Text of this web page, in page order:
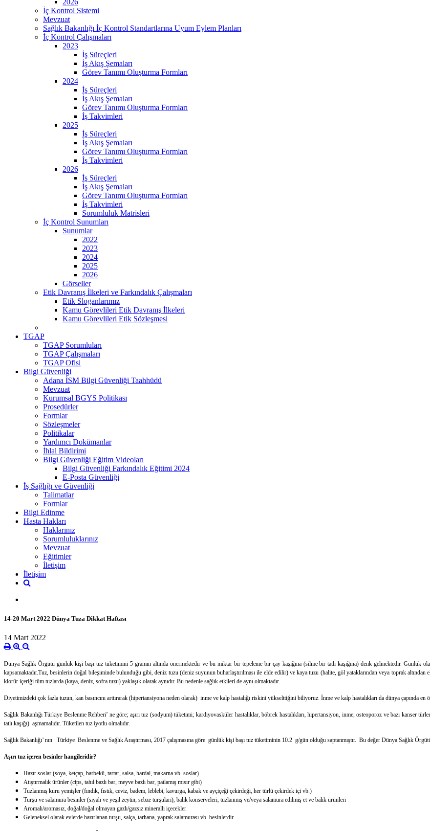
İç Kontrol Sistemi
Mevzuat
Sağlık Bakanlığı İç Kontrol Standartlarına Uyum Eylem Planları
İç Kontrol Çalışmaları
2023
İş Süreçleri
İş Akış Şemaları
Görev Tanımı Oluşturma Formları
2024
İş Süreçleri
İş Akış Şemaları
Görev Tanımı Oluşturma Formları
İş Takvimleri
2025
İş Süreçleri
İş Akış Şemaları
Görev Tanımı Oluşturma Formları
İş Takvimleri
2026
İş Süreçleri
İş Akış Şemaları
Görev Tanımı Oluşturma Formları
İş Takvimleri
Sorumluluk Matrisleri
İç Kontrol Sunumları
Sunumlar
2022
2023
2024
2025
2026
Görseller
Etik Davranış İlkeleri ve Farkındalık Çalışmaları
Etik Sloganlarımız
Kamu Görevlileri Etik Davranış İlkeleri
Kamu Görevlileri Etik Sözleşmesi
TGAP
TGAP Sorumluları
TGAP Çalışmaları
TGAP Ofisi
Bilgi Güvenliği
Adana İSM Bilgi Güvenliği Taahhüdü
Mevzuat
Kurumsal BGYS Politikası
Prosedürler
Formlar
Sözleşmeler
Politikalar
Yardımcı Dokümanlar
İhlal Bildirimi
Bilgi Güvenliği Eğitim Videoları
Bilgi Güvenliği Farkındalık Eğitimi 2024
E-Posta Güvenliği
İş Sağlığı ve Güvenliği
Talimatlar
Formlar
Bilgi Edinme
Hasta Hakları
Haklarınız
Sorumluluklarınız
Mevzuat
Eğitimler
İletişim
İletişim
14-20 Mart 2022 Dünya Tuza Dikkat Haftası
14 Mart 2022
Dünya Sağlık Örgütü günlük kişi başı tuz tüketimini 5 gramın altında önermektedir ve bu miktar bir tepeleme bir çay kaşığına (silme bir tatlı kaşığına) denk gelmektedir.
kapsamaktadır.Tuz, besinlerin doğal bileşiminde bulunduğu gibi, deniz tuzu (deniz suyunun buharlaştırılması ile elde edilir) ve kaya tuzu (halite, göl yataklarından veya toprak
klorür içeriği tüm tuzlarda (kaya, deniz, sofra tuzu) yaklaşık olarak aynıdır. Bu nedenle sağlık etkileri de aynı olmaktadır.
Diyetimizdeki çok fazla tuzun, kan basıncını arttırarak (hipertansiyona neden olarak) inme ve kalp hastalığı riskini yükselttiğini biliyoruz. İnme ve kalp hastalıkları da dünya çapında
Sağlık Bakanlığı Türkiye Beslenme Rehberi’ ne göre; aşırı tuz (sodyum) tüketimi; kardiyovasküler hastalıklar, böbrek hastalıkları, hipertansiyon, inme, osteoporoz ve bazı kanser
tatlı kaşığı) aşmamalıdır. Tüketilen tuz iyotlu olmalıdır.
Sağlık Bakanlığı’ nın Türkiye Beslenme ve Sağlık Araştırması, 2017 çalışmasına göre günlük kişi başı tuz tüketiminin 10.2 g/gün olduğu saptanmıştır. Bu değer Dünya Sağlık
Aşırı tuz içeren besinler hangileridir?
Hazır soslar (soya, ketçap, barbekü, tartar, salsa, hardal, makarna vb. soslar)
Atıştırmalık ürünler (cips, tahıl bazlı bar, meyve bazlı bar, patlamış mısır gibi)
Tuzlanmış kuru yemişler (fındık, fıstık, ceviz, badem, leblebi, kavurga, kabak ve ayçiçeği çekirdeği, her türlü çekirdek içi vb.)
Turşu ve salamura besinler (siyah ve yeşil zeytin, sebze turşuları), balık konserveleri, tuzlanmış ve/veya salamura edilmiş et ve balık ürünleri
Aromalı/aromasız, doğal/doğal olmayan gazlı/gazsız mineralli içecekler
Geleneksel olarak evlerde hazırlanan turşu, salça, tarhana, yaprak salamurası vb. besinlerdir.